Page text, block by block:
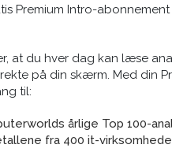
Premium Intro-
at du hver dag kan læse
på din skærm. Med din
til:
årlige Top 100-
fra 400 it-